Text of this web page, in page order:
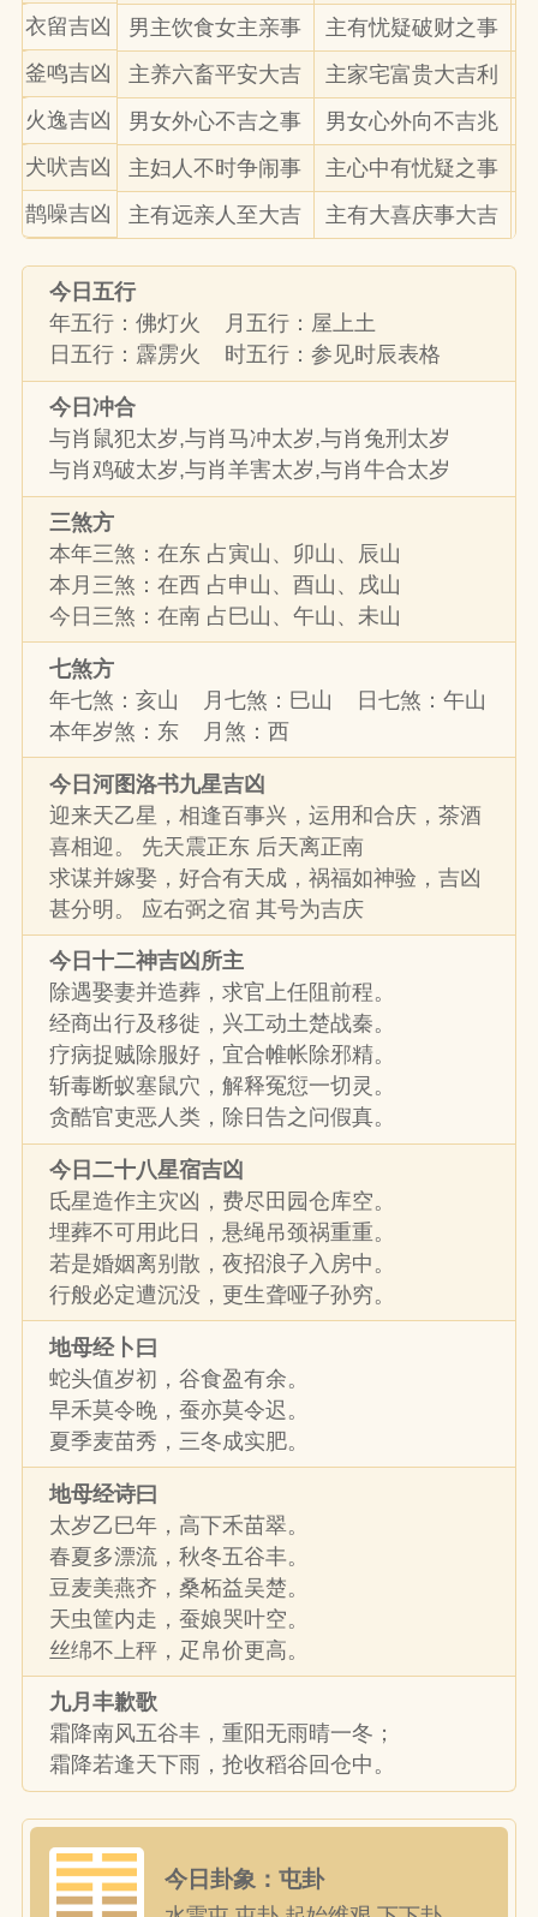
衣留吉凶
男主饮食女主亲事 主有忧疑破财之事
釜鸣吉凶
主养六畜平安大吉 主家宅富贵大吉利
火逸吉凶
男女外心不吉之事 男女心外向不吉兆
犬吠吉凶
主妇人不时争闹事 主心中有忧疑之事
鹊噪吉凶
主有远亲人至大吉 主有大喜庆事大吉
今日五行
年五行：佛灯火 月五行：屋上土
日五行：霹雳火 时五行：参见时辰表格
今日冲合
与肖鼠犯太岁,与肖马冲太岁,与肖兔刑太岁
与肖鸡破太岁,与肖羊害太岁,与肖牛合太岁
三煞方
本年三煞：在东 占寅山、卯山、辰山
本月三煞：在西 占申山、酉山、戌山
今日三煞：在南 占巳山、午山、未山
七煞方
年七煞：亥山 月七煞：巳山 日七煞：午山
本年岁煞：东 月煞：西
今日河图洛书九星吉凶
迎来天乙星，相逢百事兴，运用和合庆，茶酒
喜相迎。 先天震正东 后天离正南
求谋并嫁娶，好合有天成，祸福如神验，吉凶
甚分明。 应右弼之宿 其号为吉庆
今日十二神吉凶所主
除遇娶妻并造葬，求官上任阻前程。
经商出行及移徙，兴工动土楚战秦。
疗病捉贼除服好，宜合帷帐除邪精。
斩毒断蚁塞鼠穴，解释冤愆一切灵。
贪酷官吏恶人类，除日告之问假真。
今日二十八星宿吉凶
氐星造作主灾凶，费尽田园仓库空。
埋葬不可用此日，悬绳吊颈祸重重。
若是婚姻离别散，夜招浪子入房中。
行般必定遭沉没，更生聋哑子孙穷。
地母经卜曰
蛇头值岁初，谷食盈有余。
早禾莫令晚，蚕亦莫令迟。
夏季麦苗秀，三冬成实肥。
地母经诗曰
太岁乙巳年，高下禾苗翠。
春夏多漂流，秋冬五谷丰。
豆麦美燕齐，桑柘益吴楚。
天虫筐内走，蚕娘哭叶空。
丝绵不上秤，疋帛价更高。
九月丰歉歌
霜降南风五谷丰，重阳无雨晴一冬；
霜降若逢天下雨，抢收稻谷回仓中。
今日卦象：屯卦